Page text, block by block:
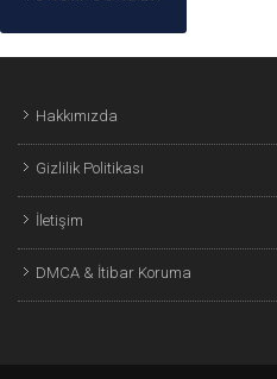
Hakkımızda
Gizlilik Politikası
İletişim
DMCA & İtibar Koruma